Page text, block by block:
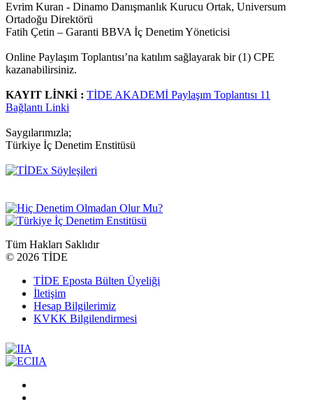
Evrim Kuran - Dinamo Danışmanlık Kurucu Ortak, Universum
Ortadoğu Direktörü
Fatih Çetin – Garanti BBVA İç Denetim Yöneticisi
Online Paylaşım Toplantısı’na katılım sağlayarak bir (1) CPE
kazanabilirsiniz.
KAYIT LİNKİ : TİDE AKADEMİ Paylaşım Toplantısı 11
Bağlantı Linki
Saygılarımızla;
Türkiye İç Denetim Enstitüsü
Tüm Hakları Saklıdır
© 2026 TİDE
TİDE Eposta Bülten Üyeliği
İletişim
Hesap Bilgilerimiz
KVKK Bilgilendirmesi